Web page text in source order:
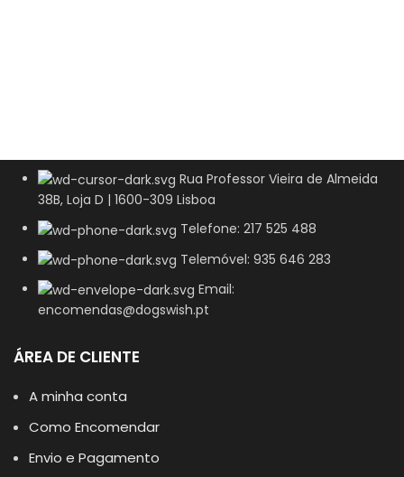
Rua Professor Vieira de Almeida
38B, Loja D | 1600-309 Lisboa
Telefone: 217 525 488
Telemóvel: 935 646 283
Email:
encomendas@dogswish.pt
ÁREA DE CLIENTE
A minha conta
Como Encomendar
Envio e Pagamento